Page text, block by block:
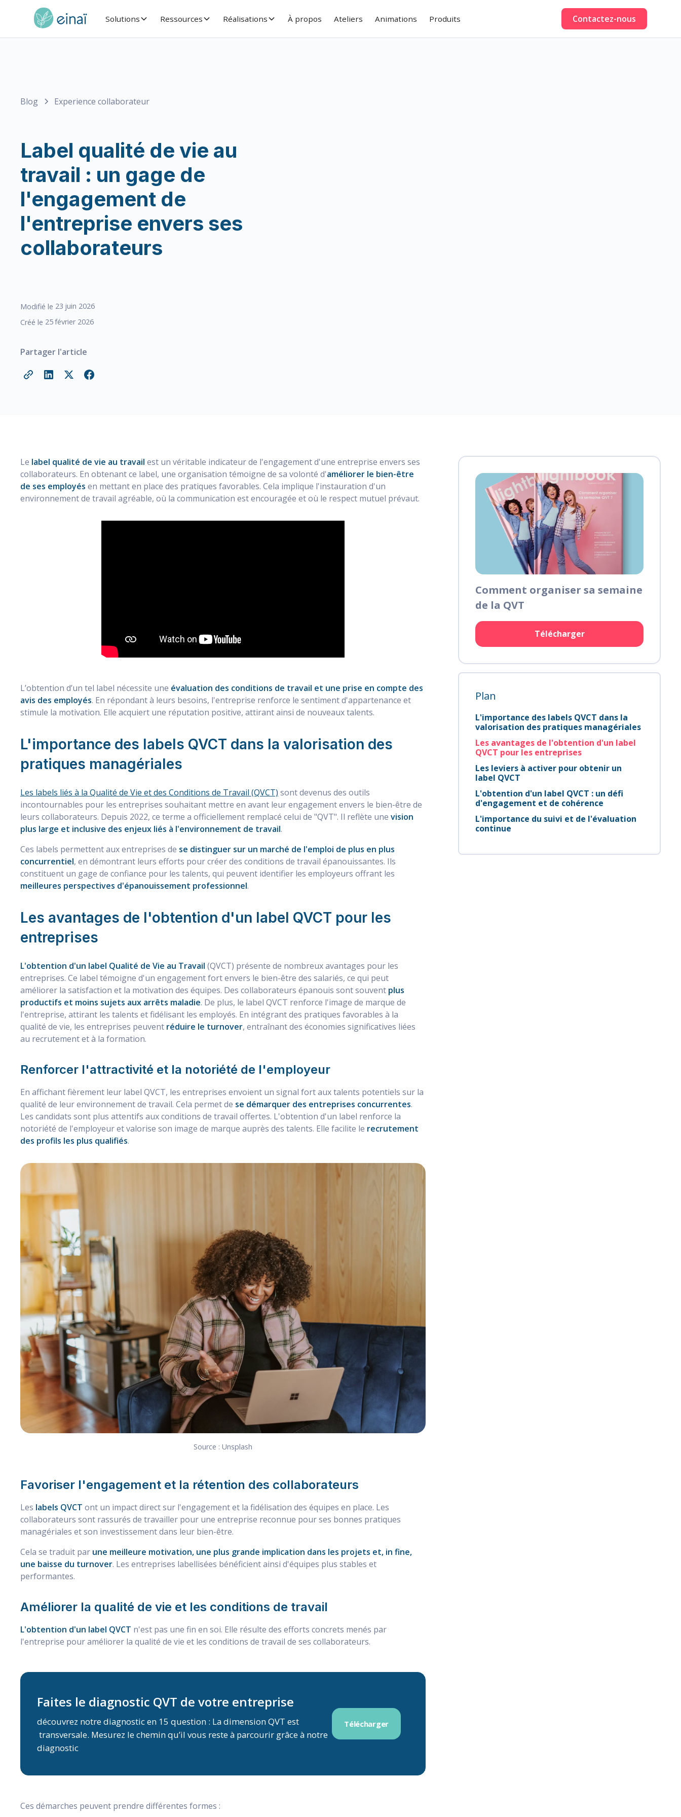
Solutions Ressources Réalisations À propos Ateliers Animations Produits Contactez-nous
Blog Experience collaborateur
Label qualité de vie au
travail : un gage de
l'engagement de
l'entreprise envers ses
collaborateurs
Modifié le 23 juin 2026
Créé le 25février 2026
Partager l'article
Le label qualité de vie au travail est un véritable indicateur de l'engagement d'une entreprise envers ses
collaborateurs. En obtenant ce label, une organisation témoigne de sa volonté d'améliorer le bien-être
de ses employés en mettant en place des pratiques favorables. Cela implique l'instauration d'un
environnement de travail agréable, où la communication est encouragée et où le respect mutuel prévaut.
L’obtention d’un tel label nécessite une évaluation des conditions de travail et une prise en compte des
avis des employés. En répondant à leurs besoins, l'entreprise renforce le sentiment d'appartenance et
stimule la motivation. Elle acquiert une réputation positive, attirant ainsi de nouveaux talents.
L'importance des labels QVCT dans la valorisation des
pratiques managériales
Les labels liés à la Qualité de Vie et des Conditions de Travail (QVCT) sont devenus des outils
incontournables pour les entreprises souhaitant mettre en avant leur engagement envers le bien-être de
leurs collaborateurs. Depuis 2022, ce terme a officiellement remplacé celui de "QVT". Il reflète une vision
plus large et inclusive des enjeux liés à l'environnement de travail.
Ces labels permettent aux entreprises de se distinguer sur un marché de l'emploi de plus en plus
concurrentiel, en démontrant leurs efforts pour créer des conditions de travail épanouissantes. Ils
constituent un gage de confiance pour les talents, qui peuvent identifier les employeurs offrant les
meilleures perspectives d'épanouissement professionnel.
Les avantages de l'obtention d'un label QVCT pour les
entreprises
L'obtention d'un label Qualité de Vie au Travail (QVCT) présente de nombreux avantages pour les
entreprises. Ce label témoigne d'un engagement fort envers le bien-être des salariés, ce qui peut
améliorer la satisfaction et la motivation des équipes. Des collaborateurs épanouis sont souvent plus
productifs et moins sujets aux arrêts maladie. De plus, le label QVCT renforce l'image de marque de
l'entreprise, attirant les talents et fidélisant les employés. En intégrant des pratiques favorables à la
qualité de vie, les entreprises peuvent réduire le turnover, entraînant des économies significatives liées
au recrutement et à la formation.
Renforcer l'attractivité et la notoriété de l'employeur
En affichant fièrement leur label QVCT, les entreprises envoient un signal fort aux talents potentiels sur la
qualité de leur environnement de travail. Cela permet de se démarquer des entreprises concurrentes.
Les candidats sont plus attentifs aux conditions de travail offertes. L'obtention d'un label renforce la
notoriété de l'employeur et valorise son image de marque auprès des talents. Elle facilite le recrutement
des profils les plus qualifiés.
Source : Unsplash
Favoriser l'engagement et la rétention des collaborateurs
Les labels QVCT ont un impact direct sur l'engagement et la fidélisation des équipes en place. Les
collaborateurs sont rassurés de travailler pour une entreprise reconnue pour ses bonnes pratiques
managériales et son investissement dans leur bien-être.
Cela se traduit par une meilleure motivation, une plus grande implication dans les projets et, in fine,
une baisse du turnover. Les entreprises labellisées bénéficient ainsi d'équipes plus stables et
performantes.
Améliorer la qualité de vie et les conditions de travail
L'obtention d'un label QVCT n'est pas une fin en soi. Elle résulte des efforts concrets menés par
l'entreprise pour améliorer la qualité de vie et les conditions de travail de ses collaborateurs.
Faites le diagnostic QVT de votre entreprise
découvrez notre diagnostic en 15 question : La dimension QVT est
transversale. Mesurez le chemin qu’il vous reste à parcourir grâce à notre
diagnostic
Télécharger
Ces démarches peuvent prendre différentes formes :
Comment organiser sa semaine
de la QVT
Télécharger
Plan
L'importance des labels QVCT dans la
valorisation des pratiques managériales
Les avantages de l'obtention d'un label
QVCT pour les entreprises
Les leviers à activer pour obtenir un
label QVCT
L'obtention d'un label QVCT : un défi
d'engagement et de cohérence
L'importance du suivi et de l'évaluation
continue